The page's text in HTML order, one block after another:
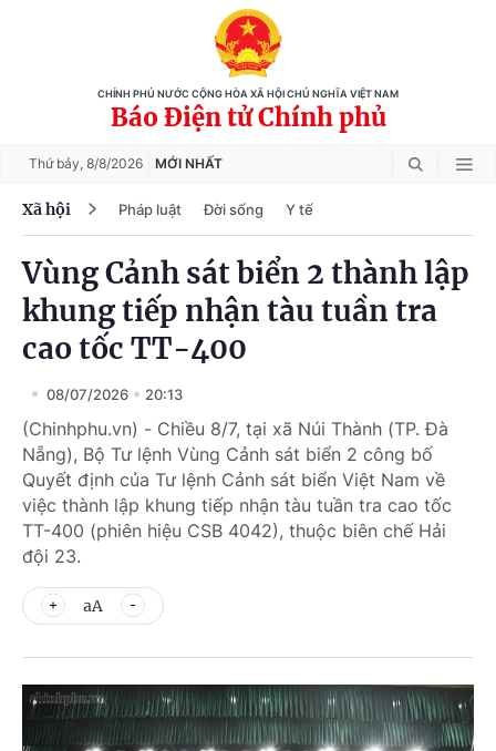
CHÍNH PHỦ NƯỚC CỘNG HÒA XÃ HỘI CHỦ NGHĨA VIỆT NAM
Báo Điện tử Chính phủ
Thứ bảy, 8/8/2026 MỚI NHẤT
Xã hội Pháp luật Đời sống Y tế
Vùng Cảnh sát biển 2 thành lập
khung tiếp nhận tàu tuần tra
cao tốc TT-400
08/07/2026 20:13
(Chinhphu.vn) - Chiều 8/7, tại xã Núi Thành (TP. Đà
Nẵng), Bộ Tư lệnh Vùng Cảnh sát biển 2 công bố
Quyết định của Tư lệnh Cảnh sát biển Việt Nam về
việc thành lập khung tiếp nhận tàu tuần tra cao tốc
TT-400 (phiên hiệu CSB 4042), thuộc biên chế Hải
đội 23.
aA